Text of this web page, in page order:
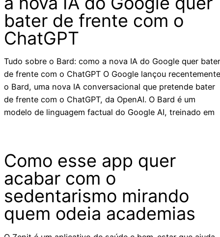
bater de frente com o
ChatGPT
Tudo sobre o Bard: como a nova IA do Google quer bater
de frente com o ChatGPT O Google lançou recentemente
o Bard, uma nova IA conversacional que pretende bater
de frente com o ChatGPT, da OpenAI. O Bard é um
modelo de linguagem factual do Google AI, treinado em
Como esse app quer
acabar com o
sedentarismo mirando
quem odeia academias